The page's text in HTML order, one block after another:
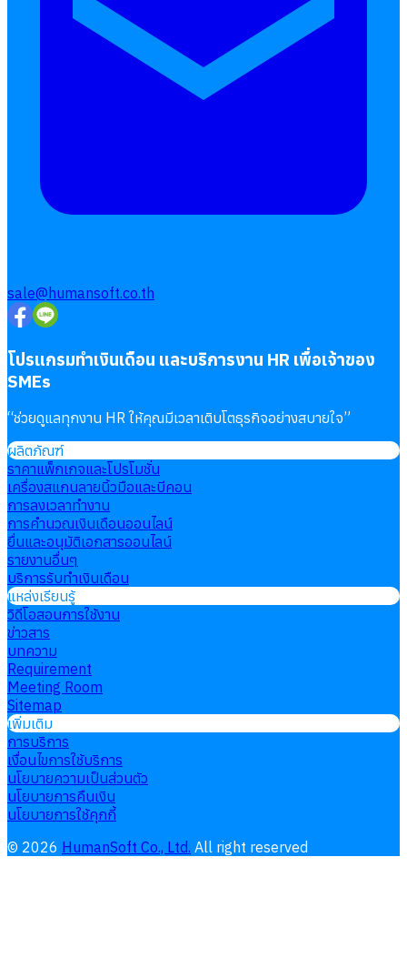
sale@humansoft.co.th
โปรแกรมทำเงินเดือน และบริการงาน HR เพื่อเจ้าของ
SMEs
“ช่วยดูแลทุกงาน HR ให้คุณมีเวลาเติบโตธุรกิจอย่างสบายใจ”
ผลิตภัณฑ์
ราคาแพ็กเกจและโปรโมชั่น
เครื่องสแกนลายนิ้วมือและบีคอน
การลงเวลาทำงาน
การคำนวณเงินเดือนออนไลน์
ยื่นและอนุมัติเอกสารออนไลน์
รายงานอื่นๆ
บริการรับทำเงินเดือน
แหล่งเรียนรู้
วิดีโอสอนการใช้งาน
ข่าวสาร
บทความ
Requirement
Meeting Room
Sitemap
เพิ่มเติม
การบริการ
เงื่อนไขการใช้บริการ
นโยบายความเป็นส่วนตัว
นโยบายการคืนเงิน
นโยบายการใช้คุกกี้
© 2026 HumanSoft Co., Ltd. All right reserved